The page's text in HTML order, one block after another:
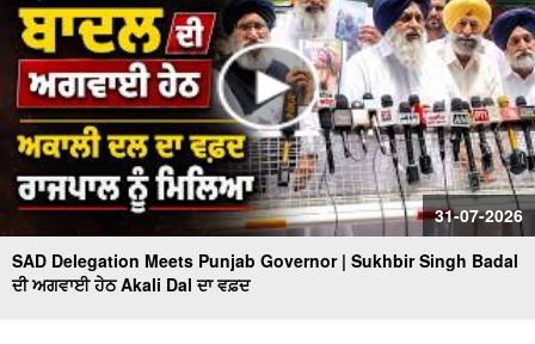
31-07-2026
SAD Delegation Meets Punjab Governor | Sukhbir Singh Badal
ਦੀ ਅਗਵਾਈ ਹੇਠ Akali Dal ਦਾ ਵਫ਼ਦ